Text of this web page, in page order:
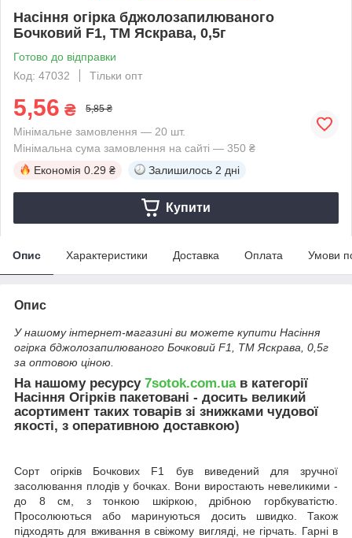
Насіння огірка бджолозапилюваного
Бочковий F1, ТМ Яскрава, 0,5г
Готово до відправки
Код: 47032
Тільки опт
5,56 ₴ 5,85 ₴
Мінімальне замовлення — 20 шт.
Мінімальна сума замовлення на сайті — 350 ₴
Економія 0.29 ₴ Залишилось 2 дні
Купити
Опис Характеристики Доставка Оплата Умови
Опис
У нашому інтернет-магазині ви можете купити Насіння
огірка бджолозапилюваного Бочковий F1, ТМ Яскрава, 0,5г
за оптовою ціною.
На нашому ресурсу 7sotok.com.uaв категорії
Насіння Огірків пакетовані - досить великий
асортимент таких товарів зі знижками чудової
якості, з оперативною доставкою)
Сорт огірків Бочкових F1 був виведений для зручної
засолювання плодів у бочках. Вони виростають невеликими -
до 8 см, з тонкою шкіркою, дрібною горбкуватістю.
Просолюються або маринуються досить швидко. Також
підходять для вживання в свіжому вигляді, не гірчать. Гарні в